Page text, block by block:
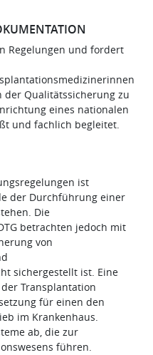
Regelungen und fordert
der Qualitätssicherung zu
eines nationalen
und fachlich begleitet.
ist
der Durchführung einer
Die
betrachten jedoch mit
von
sichergestellt ist. Eine
Transplantation
für einen den
im Krankenhaus.
ab, die zur
führen.